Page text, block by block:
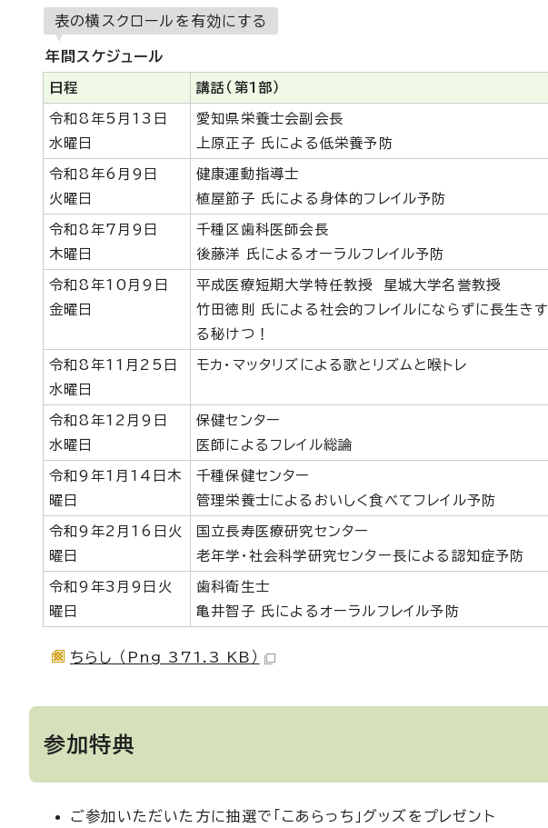
表の横スクロールを有効にする
年間スケジュール
日程 講話（第1部）
令和8年5月13日
水曜日
愛知県栄養士会副会長
上原正子 氏による低栄養予防
令和8年6月9日
火曜日
健康運動指導士
植屋節子 氏による身体的フレイル予防
令和8年7月9日
木曜日
千種区歯科医師会長
後藤洋 氏によるオーラルフレイル予防
令和8年10月9日
金曜日
平成医療短期大学特任教授 星城大学名誉教授
竹田徳則 氏による社会的フレイルにならずに長生きす
る秘けつ！
令和8年11月25日
水曜日
モカ・マッタリズによる歌とリズムと喉トレ
令和8年12月9日
水曜日
保健センター
医師によるフレイル総論
令和9年1月14日木
曜日
千種保健センター
管理栄養士によるおいしく食べてフレイル予防
令和9年2月16日火
曜日
国立長寿医療研究センター
老年学・社会科学研究センター長による認知症予防
令和9年3月9日火
曜日
歯科衛生士
亀井智子 氏によるオーラルフレイル予防
ちらし （Png 371.3 KB）
参加特典
ご参加いただいた方に抽選で「こあらっち」グッズをプレゼント